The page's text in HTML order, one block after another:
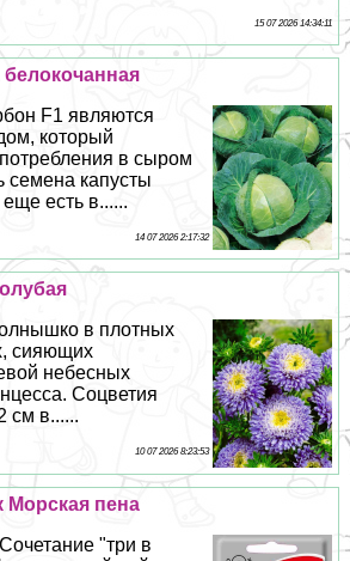
15 07 2026 14:34:11
белокочанная
F1 являются
который
в сыром
семена капусты
есть в......
14 07 2026 2:17:32
в плотных
сияющих
небесных
Соцветия
см в......
10 07 2026 8:23:53
пена
"три в